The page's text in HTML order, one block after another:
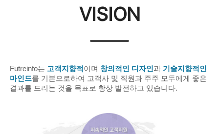
VISION
Futreinfo는 고객지향적이며 창의적인 디자인과 기술지향적인
마인드를 기본으로하여 고객사 및 직원과 주주 모두에게 좋은
결과를 드리는 것을 목표로 항상 발전하고 있습니다.